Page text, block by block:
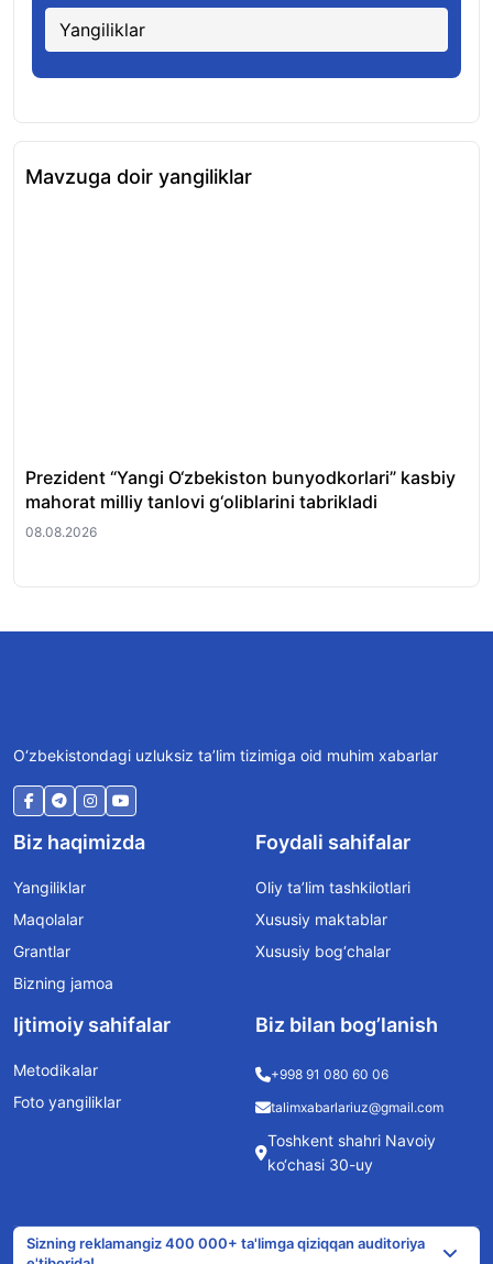
Yangiliklar
Mavzuga doir yangiliklar
Prezident “Yangi O‘zbekiston bunyodkorlari” kasbiy
mahorat milliy tanlovi g‘oliblarini tabrikladi
08.08.2026
O‘zbekistondagi uzluksiz ta’lim tizimiga oid muhim xabarlar
Biz haqimizda
Yangiliklar
Maqolalar
Grantlar
Bizning jamoa
Foydali sahifalar
Oliy ta’lim tashkilotlari
Xususiy maktablar
Xususiy bog‘chalar
Ijtimoiy sahifalar
Metodikalar
Foto yangiliklar
Biz bilan bog’lanish
+998 91 080 60 06
talimxabarlariuz@gmail.com
Toshkent shahri Navoiy
ko‘chasi 30-uy
Sizning reklamangiz 400 000+ ta'limga qiziqqan auditoriya